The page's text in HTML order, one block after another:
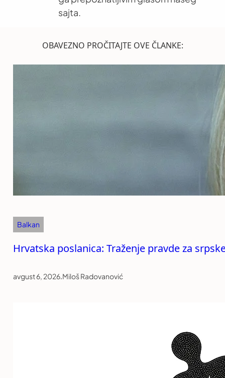
sajta.
OBAVEZNO PROČITAJTE OVE ČLANKE:
Balkan
Hrvatska poslanica: Traženje pravde za
avgust 6, 2026.Miloš Radovanović